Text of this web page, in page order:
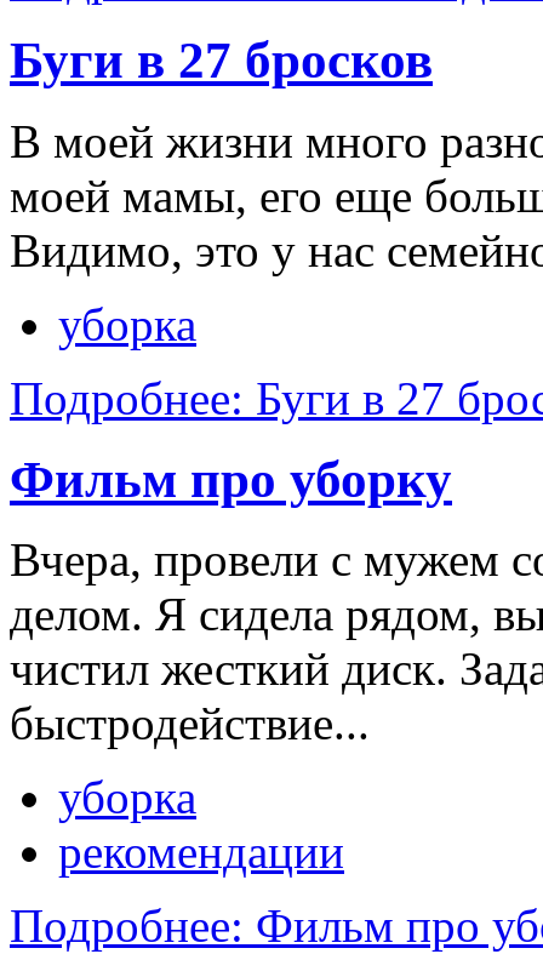
Буги в 27 бросков
В моей жизни много
моей мамы, его еще
Видимо, это у нас
уборка
Подробнее: Буги в 27
Фильм про уборку
Вчера, провели с мужем
делом. Я сидела рядом,
чистил жесткий диск.
быстродействие...
уборка
рекомендации
Подробнее: Фильм про